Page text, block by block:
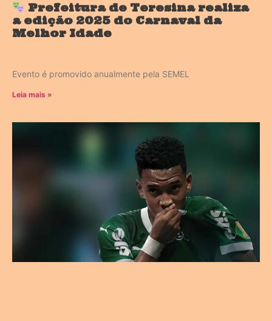
Prefeitura de Teresina realiza
a edição 2025 do Carnaval da
Melhor Idade
Evento é promovido anualmente pela SEMEL
Leia mais »